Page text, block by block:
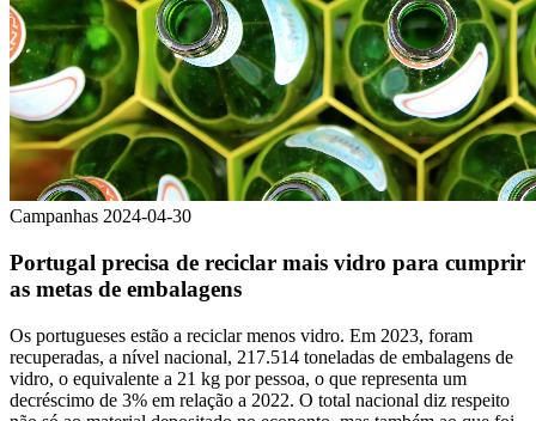
Campanhas 2024-04-30
Portugal precisa de reciclar mais vidro para cumprir
as metas de embalagens
Os portugueses estão a reciclar menos vidro. Em 2023, foram
recuperadas, a nível nacional, 217.514 toneladas de embalagens de
vidro, o equivalente a 21 kg por pessoa, o que representa um
decréscimo de 3% em relação a 2022. O total nacional diz respeito